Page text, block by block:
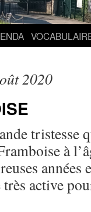
2020
tristesse
à
années
très active